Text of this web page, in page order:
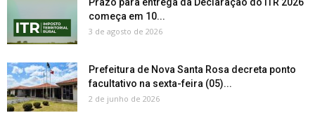
começa em 10...
3 de agosto de 2026
Prefeitura de Nova Santa Rosa decreta ponto
facultativo na sexta-feira (05)...
2 de junho de 2026